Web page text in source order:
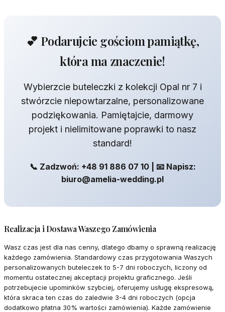
💕 Podarujcie gościom pamiątkę,
która ma znaczenie!
Wybierzcie buteleczki z kolekcji Opal nr 7 i
stwórzcie niepowtarzalne, personalizowane
podziękowania. Pamiętajcie, darmowy
projekt i nielimitowane poprawki to nasz
standard!
📞 Zadzwoń: +48 91 886 07 10 | 📧 Napisz:
biuro@amelia-wedding.pl
Realizacja i Dostawa Waszego Zamówienia
Wasz czas jest dla nas cenny, dlatego dbamy o sprawną realizację
każdego zamówienia. Standardowy czas przygotowania Waszych
personalizowanych buteleczek to 5-7 dni roboczych, liczony od
momentu ostatecznej akceptacji projektu graficznego. Jeśli
potrzebujecie upominków szybciej, oferujemy usługę ekspresową,
która skraca ten czas do zaledwie 3-4 dni roboczych (opcja
dodatkowo płatna 30% wartości zamówienia). Każde zamówienie